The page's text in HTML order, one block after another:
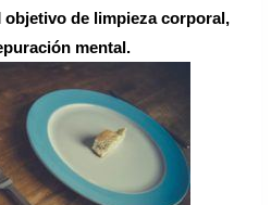
objetivo de limpieza corporal,
mental.